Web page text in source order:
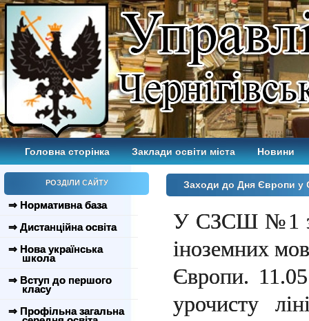
Головна сторінка Заклади освіти міста Новини
РОЗДІЛИ САЙТУ
⇒ Нормативна база
⇒ Дистанційна освіта
⇒ Нова українська
школа
⇒ Вступ до першого
класу
⇒ Профільна загальна
Заходи до Дня Європи
У СЗСШ №1 з
іноземних
Європи.
урочисту